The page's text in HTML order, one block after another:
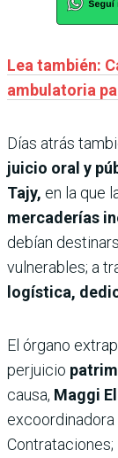
Lea también:
ambulatoria
Días atrás
juicio oral y
Tajy, en la que
mercaderías
debían
vulnerables; a
logística,
El órgano
perjuicio
causa, Maggi
excoordinadora
Contrataciones;